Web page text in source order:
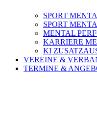
SPORT
SPORT
MENTAL
KARRIERE
KI
VEREINE &
TERMINE &